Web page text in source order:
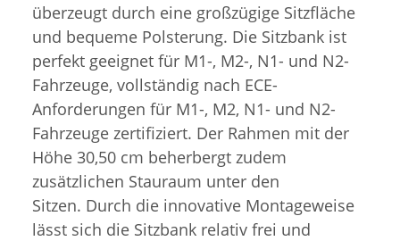
überzeugt durch eine großzügige Sitzfläche
und bequeme Polsterung. Die Sitzbank ist
perfekt geeignet für M1-, M2-, N1- und N2-
Fahrzeuge, vollständig nach ECE-
Anforderungen für M1-, M2, N1- und N2-
Fahrzeuge zertifiziert. Der Rahmen mit der
Höhe 30,50 cm beherbergt zudem
zusätzlichen Stauraum unter den
Sitzen. Durch die innovative Montageweise
lässt sich die Sitzbank relativ frei und